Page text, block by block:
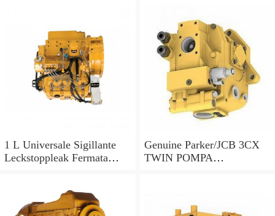
1 L Universale Sigillante
Leckstoppleak Fermata
Genuine Parker/JCB 3CX
TWIN POMPA